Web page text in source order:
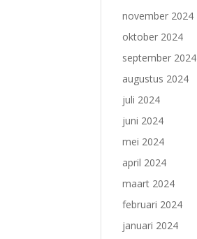
november 2024
oktober 2024
september 2024
augustus 2024
juli 2024
juni 2024
mei 2024
april 2024
maart 2024
februari 2024
januari 2024